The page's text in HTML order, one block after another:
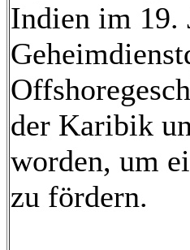
Indien im 19.
der Karibik
worden, um
zu fördern.